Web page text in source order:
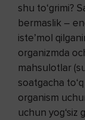
shu to‘grimi?
bermaslik –
iste’mol
organizmda
mahsulotlar
soatgacha
organism
uchun yog‘siz